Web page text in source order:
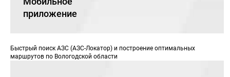
приложение
Быстрый поиск АЗС (АЗС-Локатор) и построение оптимальных
маршрутов по Вологодской области